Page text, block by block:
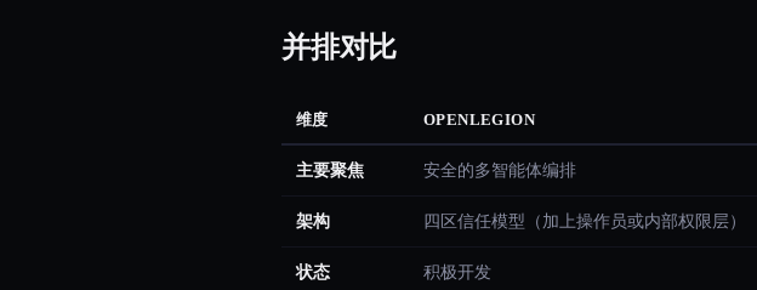
并排对比
维度 OPENLEGION
主要聚焦 安全的多智能体编排
架构 四区信任模型（加上操作员或内部权限层）
状态 积极开发